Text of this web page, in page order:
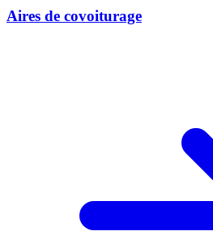
Aires de covoiturage